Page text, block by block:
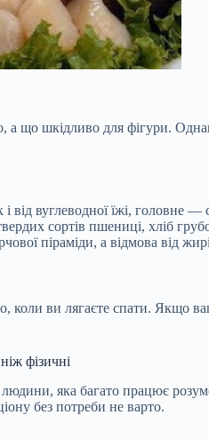
а що шкідливо для фігури.
від вуглеводної їжі, головне
сортів пшениці,
піраміди, а відмова від
ви лягаєте спати. Якщо
фізичні
яка багато працює
без потреби не варто.